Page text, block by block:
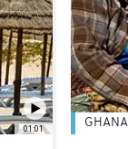
01:01 GHANA